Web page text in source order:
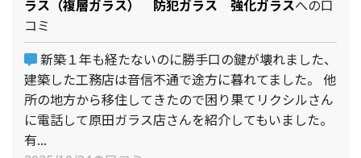
ラス（複層ガラス） 防犯ガラス 強化ガラスへの口
コミ
新築１年も経たないのに勝手口の鍵が壊れました、
建築した工務店は音信不通で途方に暮れてました。 他
所の地方から移住してきたので困り果てリクシルさん
に電話して原田ガラス店さんを紹介してもいました。
有...